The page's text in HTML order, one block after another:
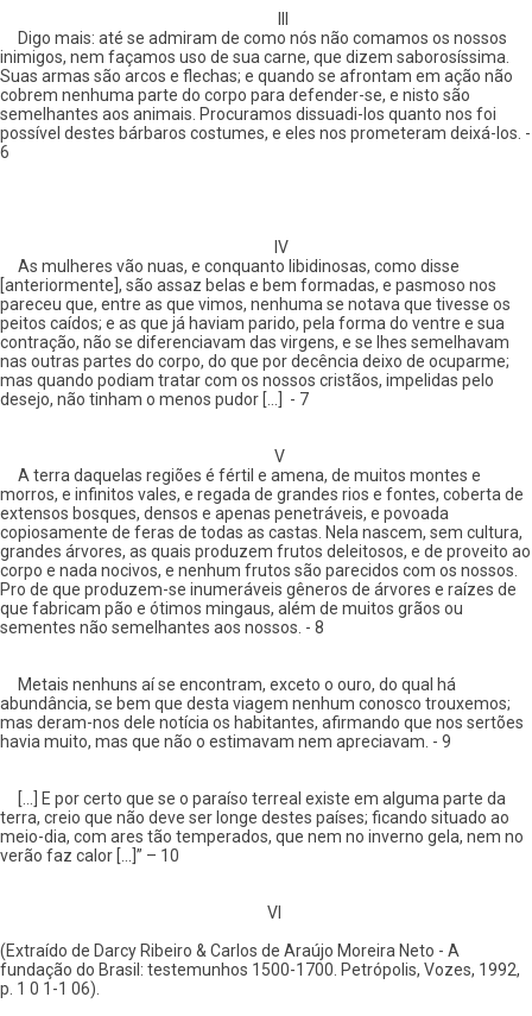
Digo mais: até se admiram de como nós não comamos os nossos
inimigos, nem façamos uso de sua carne, que dizem saborosíssima.
Suas armas são arcos e flechas; e quando se afrontam em ação não
cobrem nenhuma parte do corpo para defender-se, e nisto são
semelhantes aos animais. Procuramos dissuadi-los quanto nos foi
possível destes bárbaros costumes, e eles nos prometeram deixá-los. -
6
IV
As mulheres vão nuas, e conquanto libidinosas, como disse
[anteriormente], são assaz belas e bem formadas, e pasmoso nos
pareceu que, entre as que vimos, nenhuma se notava que tivesse os
peitos caídos; e as que já haviam parido, pela forma do ventre e sua
contração, não se diferenciavam das virgens, e se lhes semelhavam
nas outras partes do corpo, do que por decência deixo de ocuparme;
mas quando podiam tratar com os nossos cristãos, impelidas pelo
desejo, não tinham o menos pudor [...] - 7
V
A terra daquelas regiões é fértil e amena, de muitos montes e
morros, e infinitos vales, e regada de grandes rios e fontes, coberta de
extensos bosques, densos e apenas penetráveis, e povoada
copiosamente de feras de todas as castas. Nela nascem, sem cultura,
grandes árvores, as quais produzem frutos deleitosos, e de proveito ao
corpo e nada nocivos, e nenhum frutos são parecidos com os nossos.
Pro de que produzem-se inumeráveis gêneros de árvores e raízes de
que fabricam pão e ótimos mingaus, além de muitos grãos ou
sementes não semelhantes aos nossos. - 8
Metais nenhuns aí se encontram, exceto o ouro, do qual há
abundância, se bem que desta viagem nenhum conosco trouxemos;
mas deram-nos dele notícia os habitantes, afirmando que nos sertões
havia muito, mas que não o estimavam nem apreciavam. - 9
[...] E por certo que se o paraíso terreal existe em alguma parte da
terra, creio que não deve ser longe destes países; ficando situado ao
meio-dia, com ares tão temperados, que nem no inverno gela, nem no
verão faz calor [...]” – 10
VI
(Extraído de Darcy Ribeiro & Carlos de Araújo Moreira Neto - A
fundação do Brasil: testemunhos 1500-1700. Petrópolis, Vozes, 1992,
p. 1 0 1-1 06).